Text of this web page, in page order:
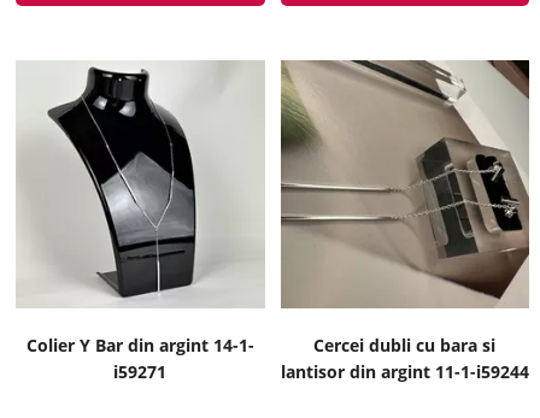
Colier Y Bar din argint 14-1-
i59271
Cercei dubli cu bara si
lantisor din argint 11-1-i59244